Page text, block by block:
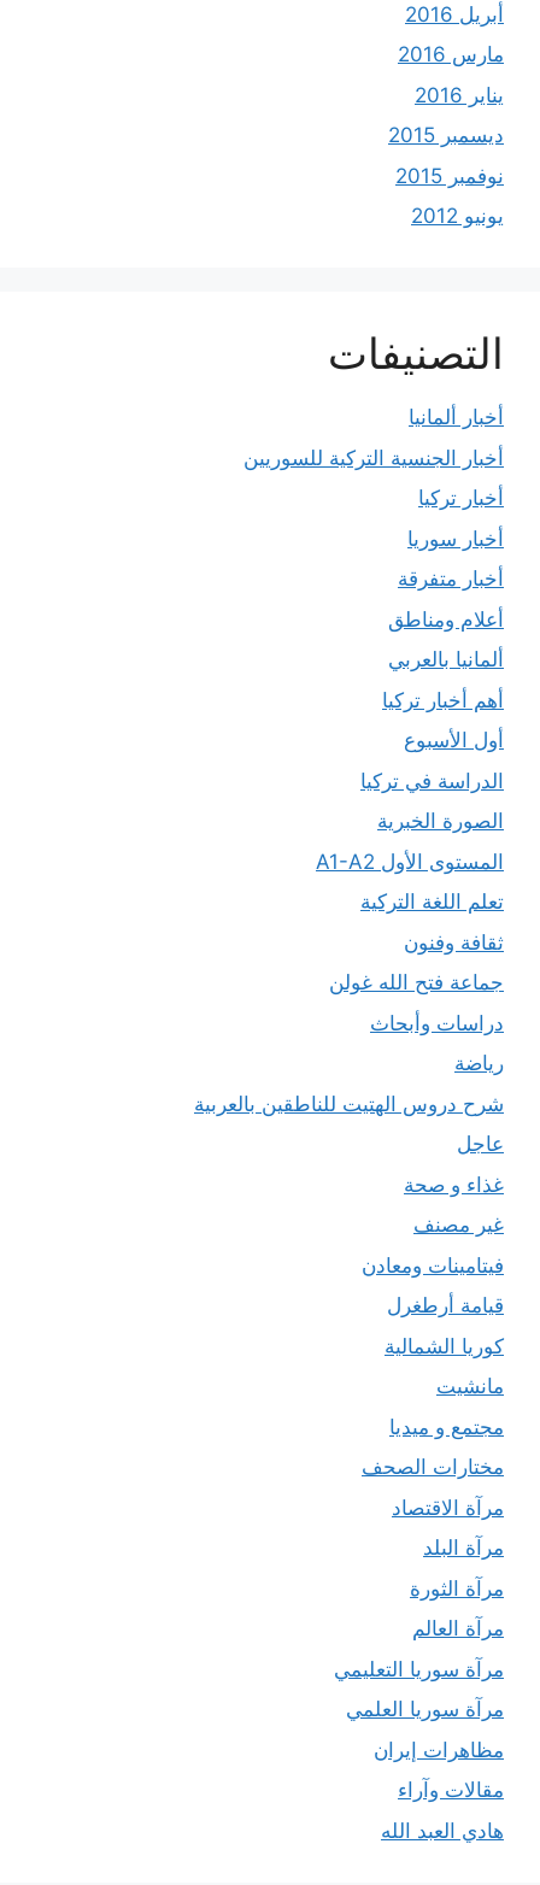
أبريل 2016
مارس 2016
يناير 2016
ديسمبر 2015
نوفمبر 2015
يونيو 2012
التصنيفات
أخبار ألمانيا
أخبار الجنسية التركية للسوريين
أخبار تركيا
أخبار سوريا
أخبار متفرقة
أعلام ومناطق
ألمانيا بالعربي
أهم أخبار تركيا
أول الأسبوع
الدراسة في تركيا
الصورة الخبرية
المستوى الأول A1-A2
تعلم اللغة التركية
ثقافة وفنون
جماعة فتح الله غولن
دراسات وأبحاث
رياضة
شرح دروس الهتيت للناطقين بالعربية
عاجل
غذاء و صحة
غير مصنف
فيتامينات ومعادن
قيامة أرطغرل
كوريا الشمالية
مانشيت
مجتمع و ميديا
مختارات الصحف
مرآة الاقتصاد
مرآة البلد
مرآة الثورة
مرآة العالم
مرآة سوريا التعليمي
مرآة سوريا العلمي
مظاهرات إيران
مقالات وآراء
هادي العبد الله